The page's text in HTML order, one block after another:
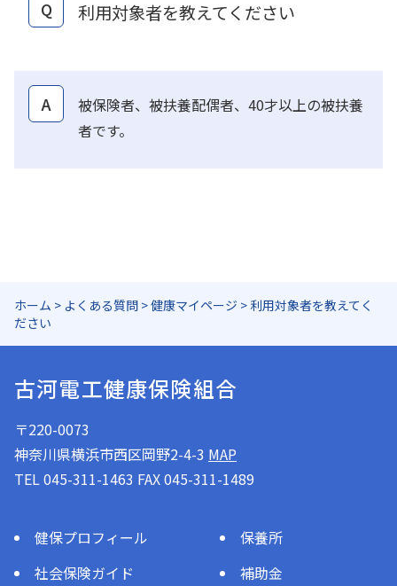
Q 利用対象者を教えてください
A
被保険者、被扶養配偶者、40才以上の被扶養
者です。
ホーム > よくある質問 >健康マイページ > 利用対象者を教えてく
ださい
古河電工健康保険組合
〒220-0073
神奈川県横浜市西区岡野2-4-3 MAP
TEL 045-311-1463 FAX 045-311-1489
健保プロフィール
社会保険ガイド
保養所
補助金